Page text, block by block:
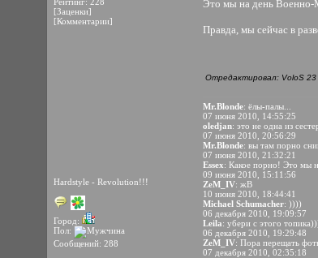
[Заценки]
[Комментарии]
Hardstyle - Revolution!!!
Город:
Пол:
Сообщений: 288
Это мы на день Военно-
Правда, мы сейчас в
Отредактировал: VoloS
Mr.Blonde: ёлы-палы...
07 июня 2010, 14:55:25
oledjan: это не одна из
07 июня 2010, 20:56:29
Mr.Blonde: вы там порно
07 июня 2010, 21:32:21
Essex: Какое порно! Это мы
09 июня 2010, 15:11:56
ZeM_IV: жВ
10 июня 2010, 18:44:41
Michael Schumacher: ))))
06 декабря 2010, 19:09:57
Leila: убери с этого
06 декабря 2010, 19:29:48
ZeM_IV: Пора перещать
07 декабря 2010, 02:35:18